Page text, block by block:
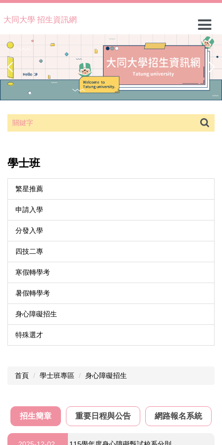
到
內
容
區
大同大學 招生資訊網
學士班
繁星推薦
申請入學
分發入學
四技二專
寒假轉學考
暑假轉學考
身心障礙招生
特殊選才
首頁 學士班專區 身心障礙招生
招生簡章 重要日程與公告 網路報名系統